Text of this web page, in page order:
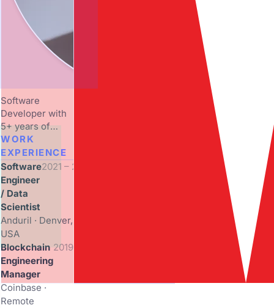
Software
Developer with
5+ years of
experience in
smart contracts
and blockchain,
seeking a
Forward
Deployed role to
impact critical
operations.
WORK
EXPERIENCE
Software
Engineer
/ Data
Scientist
2021 – 2023
Anduril · Denver,
USA
Blockchain
Engineering
Manager
2019 – 2021
Coinbase ·
Remote